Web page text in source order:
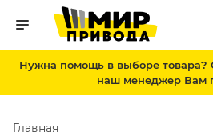
Нужна помощь в выборе товара?
наш менеджер Вам
Главная